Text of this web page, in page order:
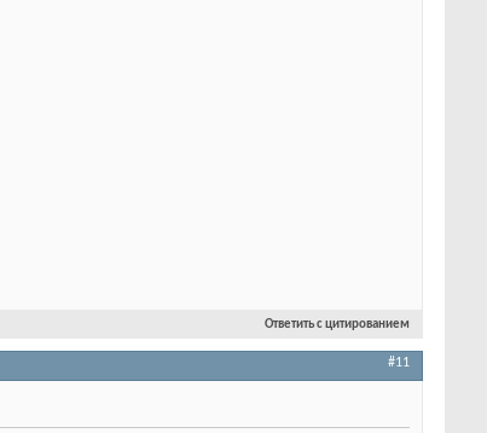
Ответить с цитированием
#11